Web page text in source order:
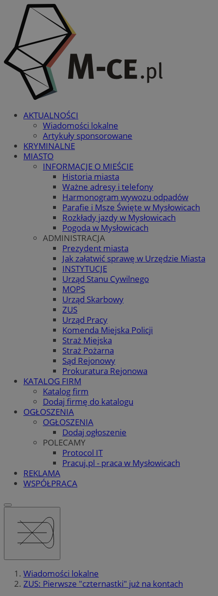
AKTUALNOŚCI
Wiadomości lokalne
Artykuły sponsorowane
KRYMINALNE
MIASTO
INFORMACJE O MIEŚCIE
Historia miasta
Ważne adresy i telefony
Harmonogram wywozu odpadów
Parafie i Msze Święte w Mysłowicach
Rozkłady jazdy w Mysłowicach
Pogoda w Mysłowicach
ADMINISTRACJA
Prezydent miasta
Jak załatwić sprawę w Urzędzie Miasta
INSTYTUCJE
Urząd Stanu Cywilnego
MOPS
Urząd Skarbowy
ZUS
Urząd Pracy
Komenda Miejska Policji
Straż Miejska
Straż Pożarna
Sąd Rejonowy
Prokuratura Rejonowa
KATALOG FIRM
Katalog firm
Dodaj firmę do katalogu
OGŁOSZENIA
OGŁOSZENIA
Dodaj ogłoszenie
POLECAMY
Protocol IT
Pracuj.pl - praca w Mysłowicach
REKLAMA
WSPÓŁPRACA
Wiadomości lokalne
ZUS: Pierwsze "czternastki" już na kontach